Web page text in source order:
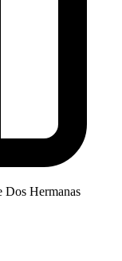
Dos Hermanas